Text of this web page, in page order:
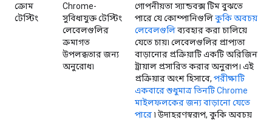
ক্রোম
টেস্টিং
Chrome-
সুবিধাযুক্ত টেস্টিং
লেবেলগুলির
ক্রমাগত
উপলব্ধতার জন্য
অনুরোধ৷
গোপনীয়তা স্যান্ডবক্স টিম বুঝতে
পারে যে কোম্পানিগুলিকুকি অবচয়
লেবেলগুলিব্যবহার করা চালিয়ে
যেতে চায়৷ লেবেলগুলির প্রাপ্যতা
বাড়ানোর প্রক্রিয়াটি একটি অরিজিন
ট্রায়াল প্রসারিত করার অনুরূপ। এই
প্রক্রিয়ার অংশ হিসাবে, পরীক্ষাটি
একবারে শুধুমাত্র তিনটি Chrome
মাইলফলকের জন্য বাড়ানো যেতে
পারে৷ উদাহরণস্বরূপ, কুকি অবচয়